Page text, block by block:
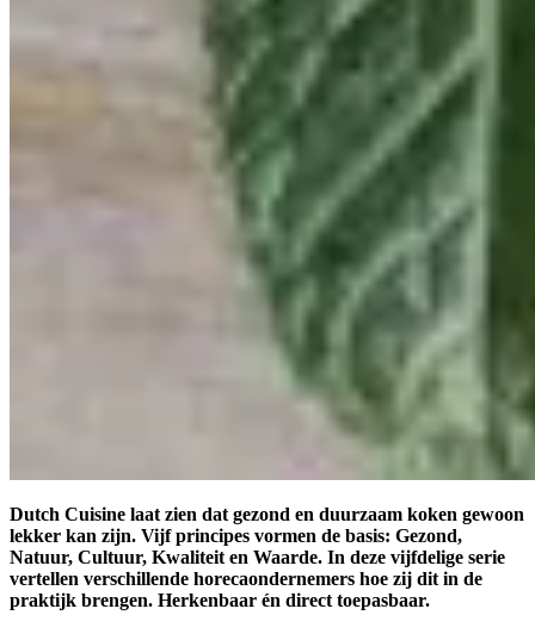
Dutch Cuisine laat zien dat gezond en duurzaam koken gewoon
lekker kan zijn. Vijf principes vormen de basis: Gezond,
Natuur, Cultuur, Kwaliteit en Waarde. In deze vijfdelige serie
vertellen verschillende horecaondernemers hoe zij dit in de
praktijk brengen. Herkenbaar én direct toepasbaar.